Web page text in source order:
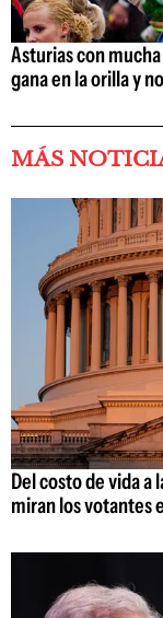
Asturias con
gana en la orilla y
MÁS
Del costo de vida a
miran los votantes